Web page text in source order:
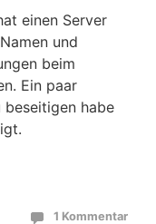
einen Server
und
beim
Ein paar
beseitigen habe
1 Kommentar